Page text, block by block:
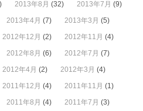
2013年8月 (32) 2013年7月 (9)
2013年4月 (7) 2013年3月 (5)
2012年12月 (2) 2012年11月 (4)
2012年8月 (6) 2012年7月 (7)
2012年4月 (2) 2012年3月 (4)
2011年12月 (4) 2011年11月 (1)
2011年8月 (4) 2011年7月 (3)